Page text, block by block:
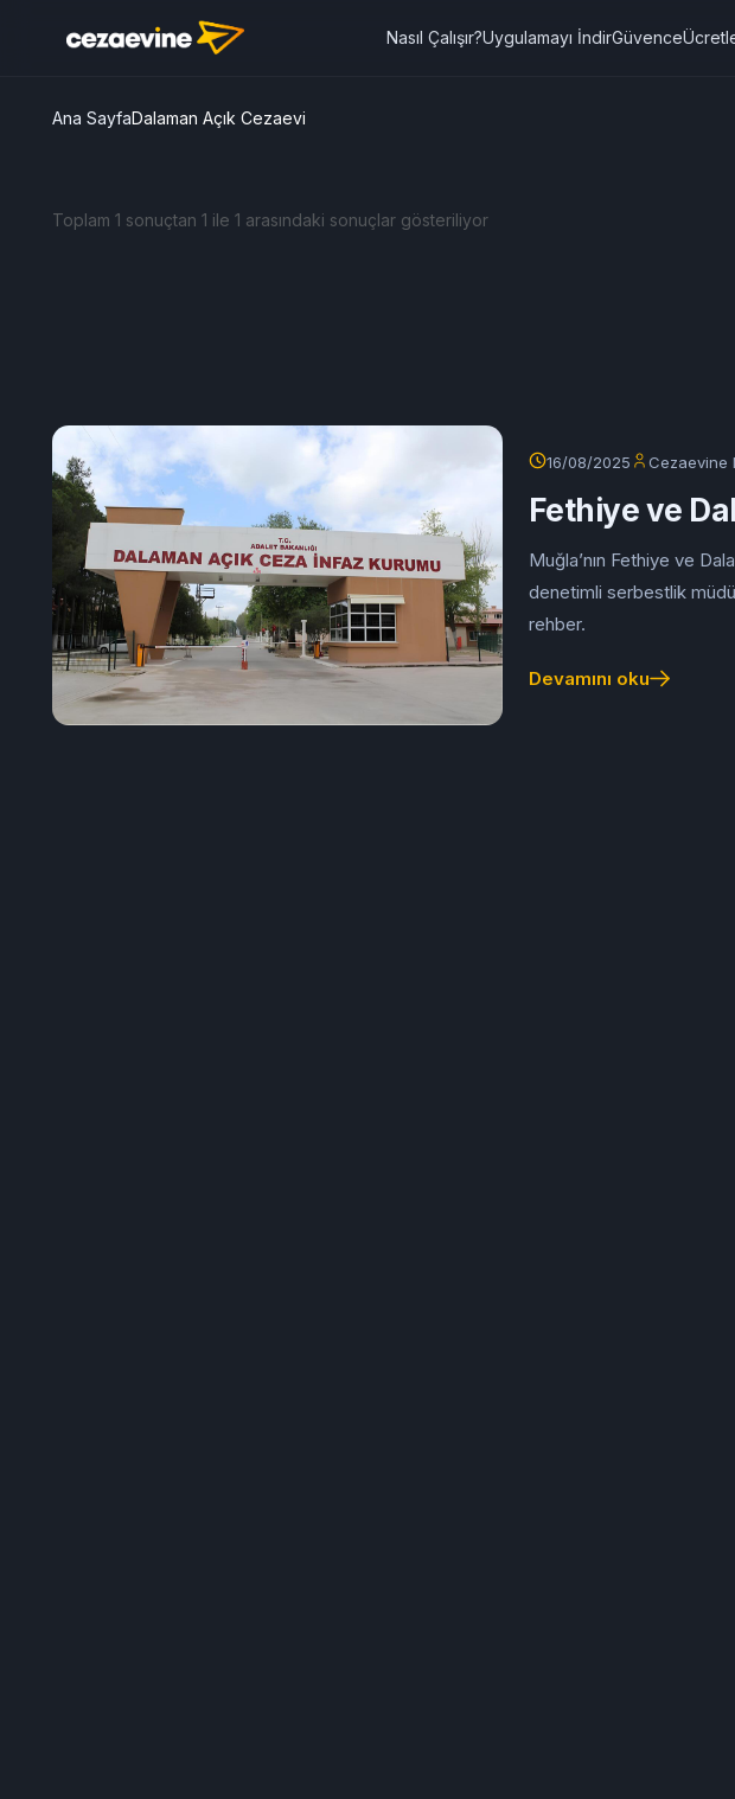
Nasıl Çalışır?Uygulamayı İndirGüvence
Ana SayfaDalaman Açık Cezaevi
Toplam 1 sonuçtan 1 ile 1 arasındaki sonuçlar gösteriliyor
16/08/2025 Cezaevine
Fethiye ve
Muğla’nın Fethiye ve
denetimli serbestlik
rehber.
Devamını oku